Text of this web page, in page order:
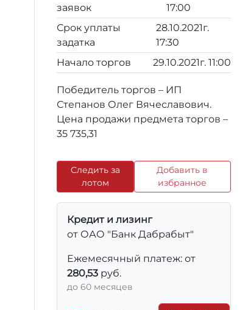
заявок
17:00
Срок уплаты
задатка
28.10.2021г.
17:30
Начало торгов
29.10.2021г. 11:00
Победитель торгов – ИП
Степанов Олег Вячеславович.
Цена продажи предмета торгов –
35 735,31
Следить за
лотом
Добавить в
избранное
Кредит и лизинг
от ОАО "Банк Дабрабыт"
Ежемесячный платеж: от
280,53 руб.
до 60 месяцев